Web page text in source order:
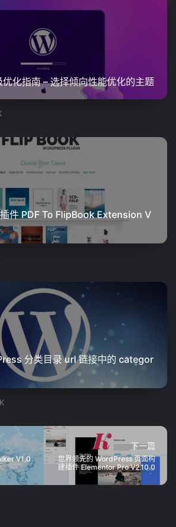
化指南 – 选择倾向性能优化的主题
件 PDF To FlipBook Extension V
分类目录 url 链接中的 categor
V1.0
下一篇
世界领先的 WordPress 页面构
建插件 Elementor Pro V2.10.0